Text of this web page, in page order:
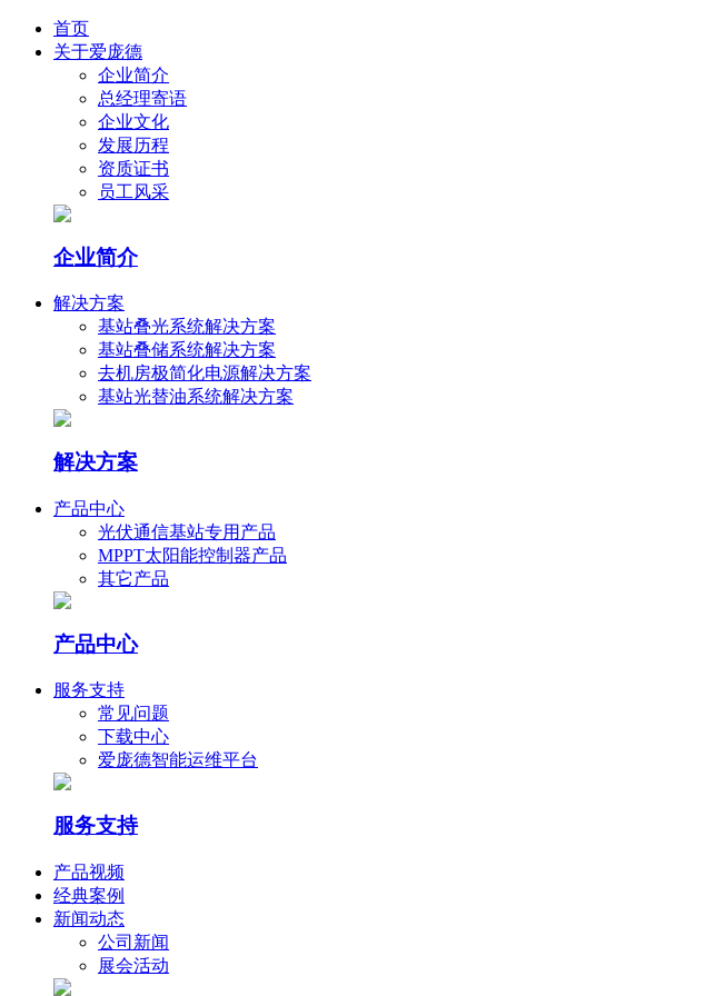
首页
关于爱庞德
企业简介
总经理寄语
企业文化
发展历程
资质证书
员工风采
企业简介
解决方案
基站叠光系统解决方案
基站叠储系统解决方案
去机房极简化电源解决方案
基站光替油系统解决方案
解决方案
产品中心
光伏通信基站专用产品
MPPT太阳能控制器产品
其它产品
产品中心
服务支持
常见问题
下载中心
爱庞德智能运维平台
服务支持
产品视频
经典案例
新闻动态
公司新闻
展会活动